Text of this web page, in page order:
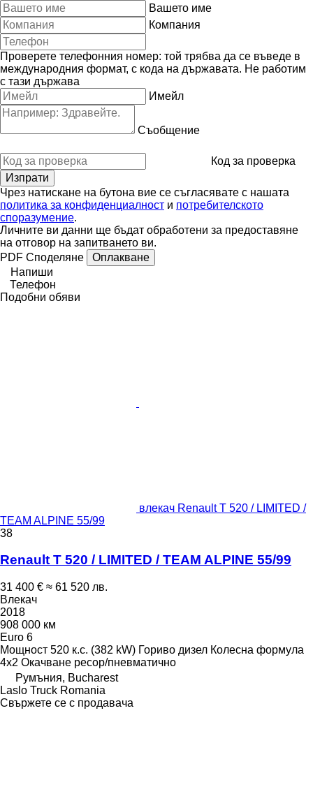
Вашето име
Компания
Проверете телефонния номер: той трябва да се въведе в
международния формат, с кода на държавата. Не работим
с тази държава
Имейл
Съобщение
Код за проверка
Чрез натискане на бутона вие се съгласявате с нашата
политика за конфиденциалност и потребителското
споразумение.
Личните ви данни ще бъдат обработени за предоставяне
на отговор на запитването ви.
PDF Споделяне
Оплакване
Напиши
Телефон
Подобни обяви
влекач Renault T 520 / LIMITED /
TEAM ALPINE 55/99
38
Renault T 520 / LIMITED / TEAM ALPINE 55/99
31 400 € ≈ 61 520 лв.
Влекач
2018
908 000 км
Euro 6
Мощност 520 к.с. (382 kW) Гориво дизел Колесна формула
4x2 Окачване ресор/пневматично
Румъния, Bucharest
Laslo Truck Romania
Свържете се с продавача